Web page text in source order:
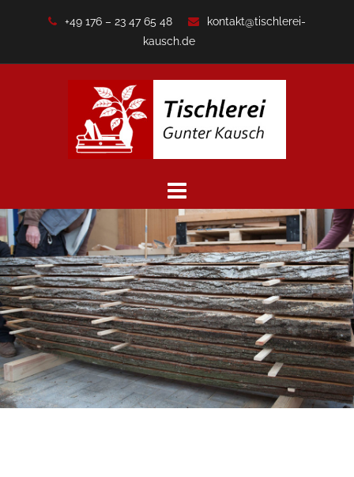
+49 176 – 23 47 65 48
kontakt@tischlerei-
kausch.de